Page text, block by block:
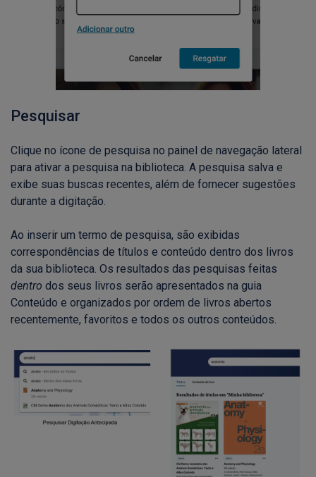
Pesquisar
Clique no ícone de pesquisa no painel de navegação lateral
para ativar a pesquisa na biblioteca. A pesquisa salva e
exibe suas buscas recentes, além de fornecer sugestões
durante a digitação.
Ao inserir um termo de pesquisa, são exibidas
correspondências de títulos e conteúdo dentro dos livros
da sua biblioteca. Os resultados das pesquisas feitas
dentro dos seus livros serão apresentados na guia
Conteúdo e organizados por ordem de livros abertos
recentemente, favoritos e todos os outros conteúdos.